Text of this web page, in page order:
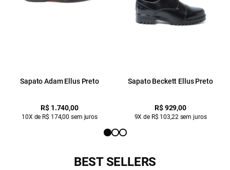
Sapato Adam Ellus Preto
R$ 1.740,00
10X de R$ 174,00 sem juros
Sapato Beckett Ellus Preto
R$ 929,00
9X de R$ 103,22 sem juros
BEST SELLERS